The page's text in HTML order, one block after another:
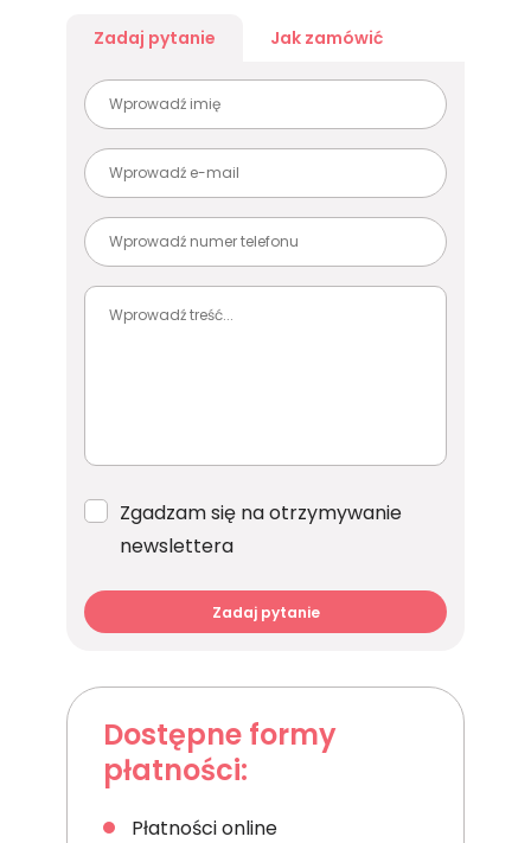
Zadaj pytanie Jak zamówić
Zgadzam się na otrzymywanie
newslettera
Zadaj pytanie
Dostępne formy
płatności:
Płatności online